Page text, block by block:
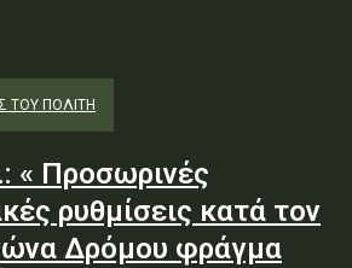
ΤΟΥ ΠΟΛΊΤΗ
Προσωρινές
ρυθμίσεις κατά τον
Δρόμου φράγμα